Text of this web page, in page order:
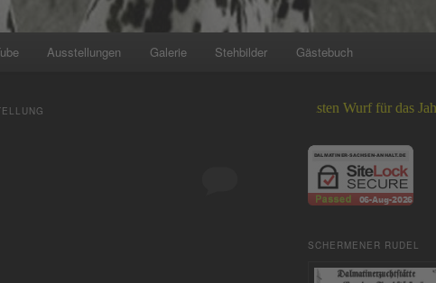
Ausstellungen Galerie Stehbilder Gästebuch
+++ Wir planen den nächsten Wurf für das Jahr 2026 +++
SCHERMENER RUDEL